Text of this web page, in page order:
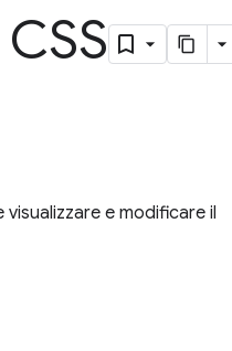
e modificare il